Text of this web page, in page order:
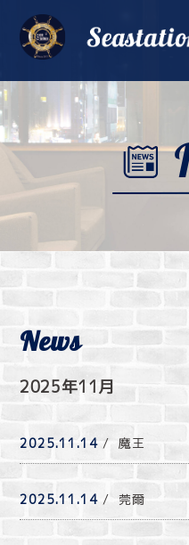
News
2025年11月
2025.11.14 / 魔王
2025.11.14 / 莞爾